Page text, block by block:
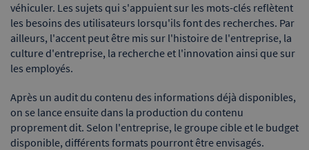
véhiculer. Les sujets qui s'appuient sur les mots-clés reflètent
les besoins des utilisateurs lorsqu'ils font des recherches. Par
ailleurs, l'accent peut être mis sur l'histoire de l'entreprise, la
culture d'entreprise, la recherche et l'innovation ainsi que sur
les employés.
Après un audit du contenu des informations déjà disponibles,
on se lance ensuite dans la production du contenu
proprement dit. Selon l'entreprise, le groupe cible et le budget
disponible, différents formats pourront être envisagés.